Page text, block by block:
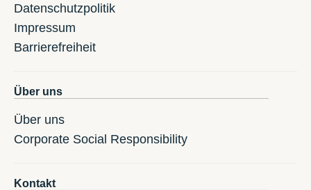
Datenschutzpolitik
Impressum
Barrierefreiheit
Über uns
Über uns
Corporate Social Responsibility
Kontakt